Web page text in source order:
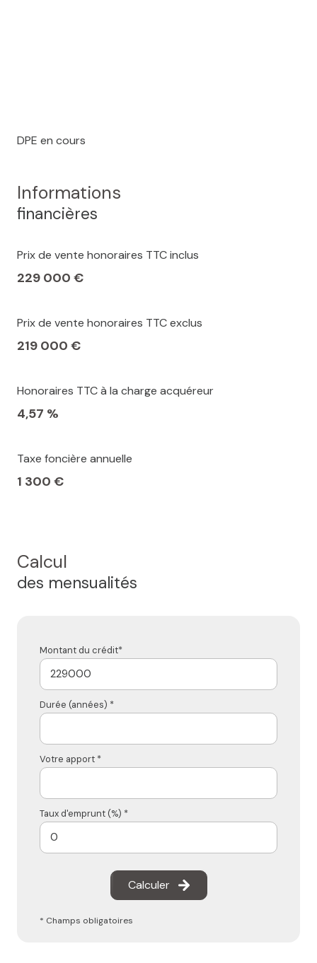
DPE en cours
Informations
financières
Prix de vente honoraires TTC inclus
229 000 €
Prix de vente honoraires TTC exclus
219 000 €
Honoraires TTC à la charge acquéreur
4,57 %
Taxe foncière annuelle
1 300 €
Calcul
des mensualités
Montant du crédit*
Durée (années) *
Votre apport *
Taux d'emprunt (%) *
Calculer
* Champs obligatoires